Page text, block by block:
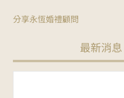
分享永恆婚禮顧問
最新消